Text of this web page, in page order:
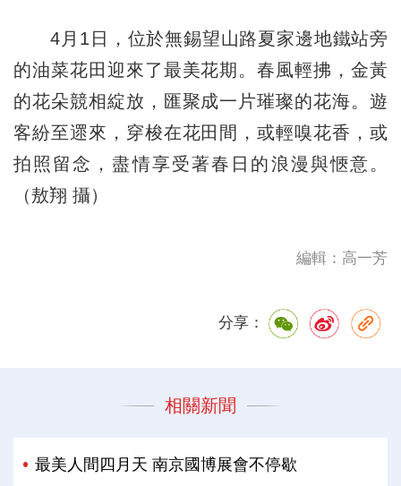
4月1日，位於無錫望山路夏家邊地鐵站旁
的油菜花田迎來了最美花期。春風輕拂，金黃
的花朵競相綻放，匯聚成一片璀璨的花海。遊
客紛至遝來，穿梭在花田間，或輕嗅花香，或
拍照留念，盡情享受著春日的浪漫與愜意。
（敖翔 攝）
編輯：高一芳
分享：
相關新聞
最美人間四月天 南京國博展會不停歇